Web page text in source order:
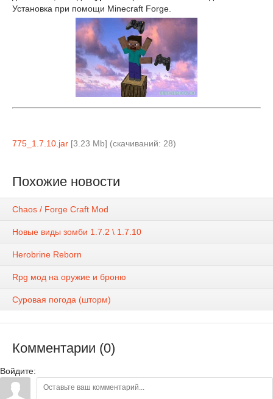
Установка при помощи Minecraft Forge.
775_1.7.10.jar [3.23 Mb] (cкачиваний: 28)
Похожие новости
Chaos / Forge Craft Mod
Новые виды зомби 1.7.2 \ 1.7.10
Herobrine Reborn
Rpg мод на оружие и броню
Суровая погода (шторм)
Комментарии (0)
Войдите: